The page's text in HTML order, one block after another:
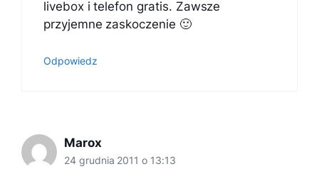
livebox i telefon gratis. Zawsze
przyjemne zaskoczenie 🙂
Odpowiedz
Marox
24 grudnia 2011 o 13:13